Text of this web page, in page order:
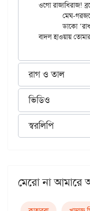
ওগো রাজাধিরাজ!
	ডাকো ‘রাধা রাধা’ বলে
রাগ ও তাল
ভিডিও
স্বরলিপি
মেরো না আমারে